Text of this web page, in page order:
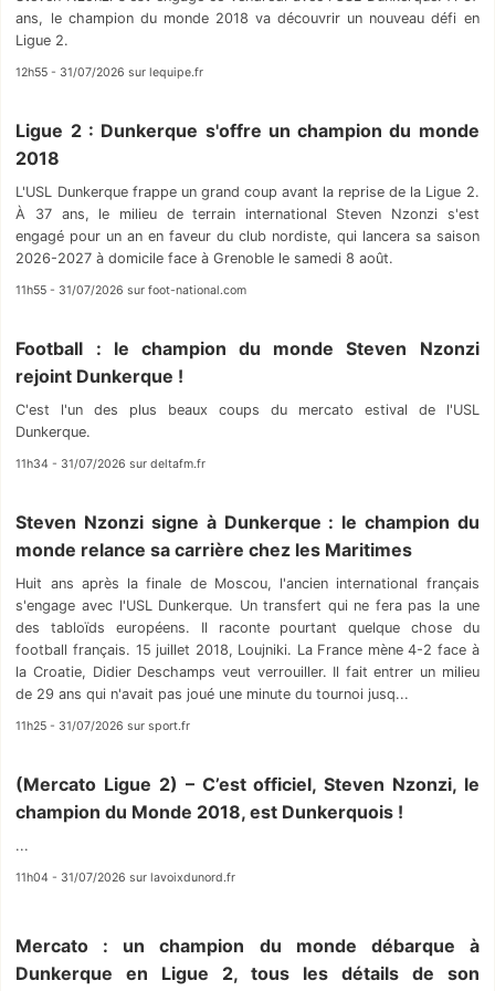
ans, le champion du monde 2018 va découvrir un nouveau défi en
Ligue 2.
12h55 - 31/07/2026 sur lequipe.fr
Ligue 2 : Dunkerque s'offre un champion du monde
2018
L'USL Dunkerque frappe un grand coup avant la reprise de la Ligue 2.
À 37 ans, le milieu de terrain international Steven Nzonzi s'est
engagé pour un an en faveur du club nordiste, qui lancera sa saison
2026-2027 à domicile face à Grenoble le samedi 8 août.
11h55 - 31/07/2026 sur foot-national.com
Football : le champion du monde Steven Nzonzi
rejoint Dunkerque !
C'est l'un des plus beaux coups du mercato estival de l'USL
Dunkerque.
11h34 - 31/07/2026 sur deltafm.fr
Steven Nzonzi signe à Dunkerque : le champion du
monde relance sa carrière chez les Maritimes
Huit ans après la finale de Moscou, l'ancien international français
s'engage avec l'USL Dunkerque. Un transfert qui ne fera pas la une
des tabloïds européens. Il raconte pourtant quelque chose du
football français. 15 juillet 2018, Loujniki. La France mène 4-2 face à
la Croatie, Didier Deschamps veut verrouiller. Il fait entrer un milieu
de 29 ans qui n'avait pas joué une minute du tournoi jusq...
11h25 - 31/07/2026 sur sport.fr
(Mercato Ligue 2) – C’est officiel, Steven Nzonzi, le
champion du Monde 2018, est Dunkerquois !
...
11h04 - 31/07/2026 sur lavoixdunord.fr
Mercato : un champion du monde débarque à
Dunkerque en Ligue 2, tous les détails de son